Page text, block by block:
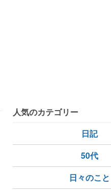
人気のカテゴリー
日記
50代
日々のこと